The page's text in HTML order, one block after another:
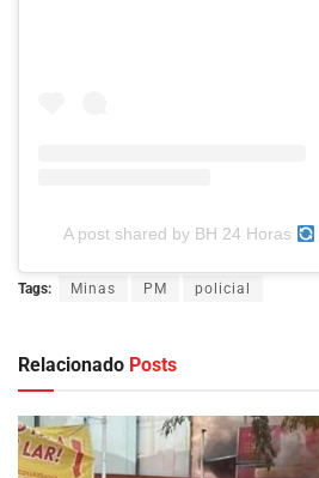
A post shared by BH 24 Horas
Tags: Minas PM policial
Relacionado Posts